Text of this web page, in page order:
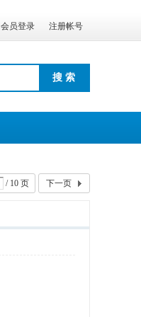
会员登录 注册帐号
搜 索
/ 10 页 下一页